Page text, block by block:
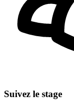
Suivez le stage